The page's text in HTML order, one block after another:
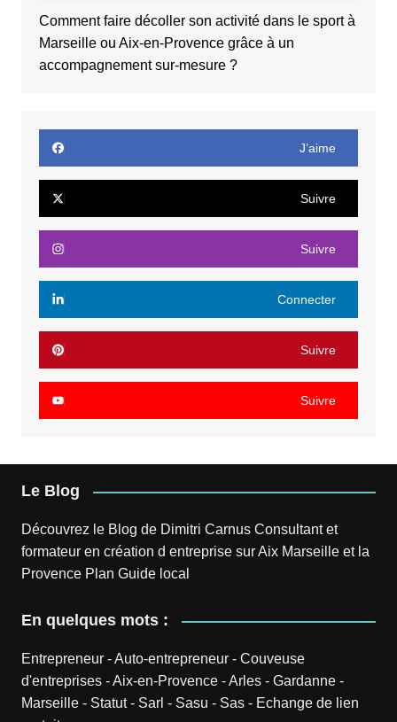
Comment faire décoller son activité dans le sport à
Marseille ou Aix-en-Provence grâce à un
accompagnement sur-mesure ?
J’aime
Suivre
Suivre
Connecter
Suivre
Suivre
Le Blog
Découvrez le Blog de Dimitri CarnusConsultant et
formateur en création d entreprise sur Aix Marseille et la
Provence Plan Guide local
En quelques mots :
Entrepreneur-Auto-entrepreneur- Couveuse
d'entreprises-Aix-en-Provence-Arles- Gardanne-
Marseille- Statut- Sarl - Sasu - Sas- Echange de lien